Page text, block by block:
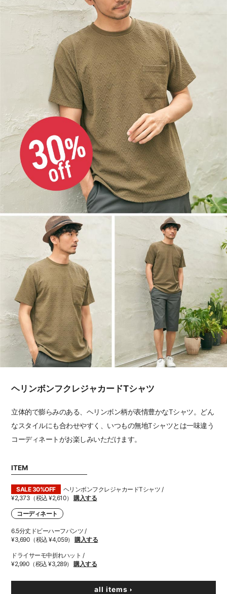
ヘリンボンフクレジャカードTシャツ
立体的で膨らみのある、ヘリンボン柄が表情豊かなTシャツ。どん
なスタイルにも合わせやすく、いつもの無地Tシャツとは一味違う
コーディネートがお楽しみいただけます。
ITEM
SALE 30%OFF
ヘリンボンフクレジャカードTシャツ /
¥2,373（税込 ¥2,610） 購入する
コーディネート
6.5分丈ドビーハーフパンツ /
¥3,690（税込 ¥4,059） 購入する
ドライサーモ中折れハット /
¥2,990（税込 ¥3,289） 購入する
all items